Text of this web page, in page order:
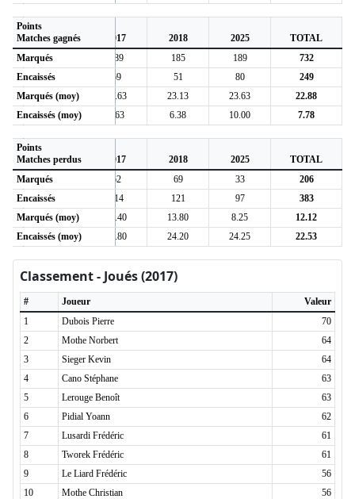
Points
Matches gagnés
2006 2017 2018 2025
TOTAL
Marqués169 189 185 189
732
Encaissés
49 69 51 80
249
Marqués (moy)
21.13 23.63 23.13 23.63
22.88
Encaissés (moy)
6.13 8.63 6.38 10.00 7.78
Points
Matches perdus
2006 2017 2018 2025
TOTAL
Marqués42 62 69 33
206
Encaissés
51 114 121 97
383
Marqués (moy)
14.00 12.40 13.80 8.25
12.12
Encaissés (moy)
17.00 22.80 24.20 24.25 22.53
Classement - Joués (2017)
# Joueur
Valeur
1
Dubois Pierre
70
2
Mothe Norbert
64
3
Sieger Kevin
64
4
Cano Stéphane
63
5
Lerouge Benoît
63
6
Pidial Yoann
62
7
Lusardi Frédéric
61
8
Tworek Frédéric
61
9
Le Liard Frédéric
56
10
Mothe Christian
56